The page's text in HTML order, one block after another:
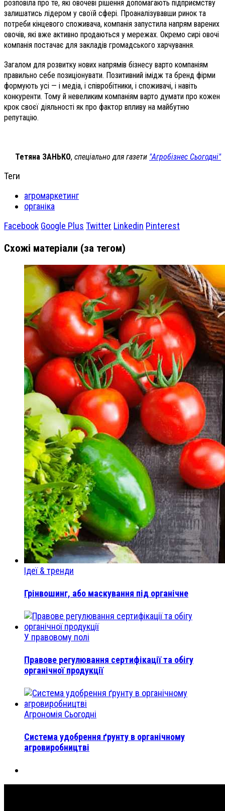
розповіла про те, які овочеві рішення допомагають підприємству
залишатись лідером у своїй сфері. Проаналізувавши ринок та
потреби кінцевого споживача, компанія запустила напрям варених
овочів, які вже активно продаються у мережах. Окремо сирі овочі
компанія постачає для закладів громадського харчування.
Загалом для розвитку нових напрямів бізнесу варто компаніям
правильно себе позиціонувати. Позитивний імідж та бренд фірми
формують усі — і медіа, і співробітники, і споживачі, і навіть
конкуренти. Тому й невеликим компаніям варто думати про кожен
крок своєї діяльності як про фактор впливу на майбутню
репутацію.
Тетяна ЗАНЬКО, спеціально для газети "Агробізнес Сьогодні"
Теги
агромаркетинг
органіка
Facebook Google Plus Twitter Linkedin Pinterest
Схожі матеріали (за тегом)
Ідеї & тренди
Грінвошинг, або маскування під органічне
У правовому полі
Правове регулювання сертифікації та обігу
органічної продукції
Агрономія Сьогодні
Система удобрення ґрунту в органічному
агровиробництві